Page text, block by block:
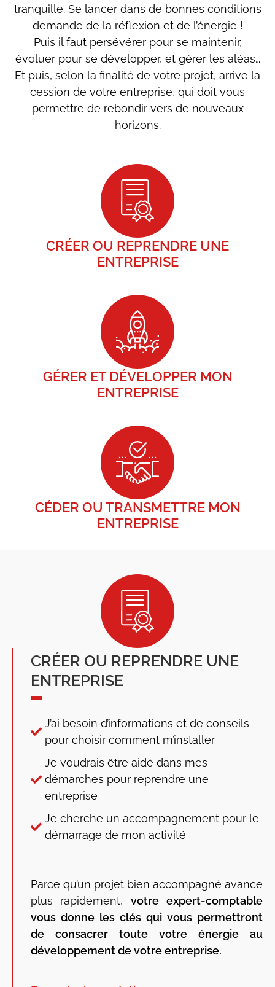
tranquille. Se lancer dans de bonnes conditions
demande de la réflexion et de l’énergie !
Puis il faut persévérer pour se maintenir,
évoluer pour se développer, et gérer les aléas…
Et puis, selon la finalité de votre projet, arrive la
cession de votre entreprise, qui doit vous
permettre de rebondir vers de nouveaux
horizons.
CRÉER OU REPRENDRE UNE
ENTREPRISE
GÉRER ET DÉVELOPPER MON
ENTREPRISE
CÉDER OU TRANSMETTRE MON
ENTREPRISE
CRÉER OU REPRENDRE UNE
ENTREPRISE
J’ai besoin d’informations et de conseils
pour choisir comment m’installer
Je voudrais être aidé dans mes
démarches pour reprendre une
entreprise
Je cherche un accompagnement pour le
démarrage de mon activité
Parce qu’un projet bien accompagné avance
plus rapidement,votre expert-comptable
vous donne les clés qui vous permettront
de consacrer toute votre énergie au
développement de votre entreprise.